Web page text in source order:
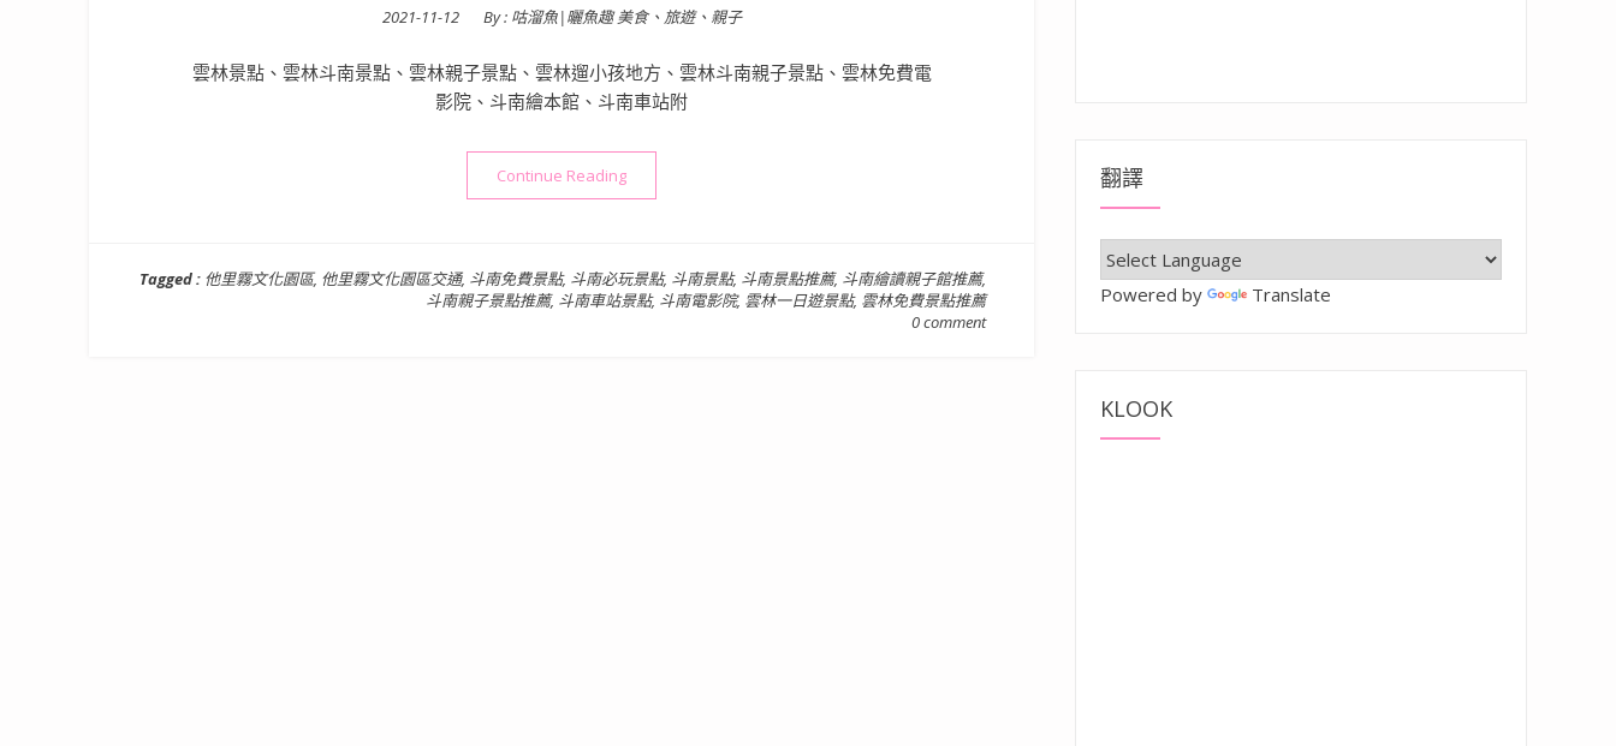
Posted
2021-11-12 By : 咕溜魚|曬魚趣 美食、旅遊、親子
雲林景點、雲林斗南景點、雲林親子景點、雲林遛小孩地方、雲林斗南親子景點、雲林免費電
影院、斗南繪本館、斗南車站附
Continue Reading“雲林景點》他里霧文化園區：免費景點！漫畫館/繪本館/電影館通通免費， 好拍又適合親子玩樂的好地方”
Tagged : 他里霧文化園區, 他里霧文化園區交通, 斗南免費景點, 斗南必玩景點, 斗南景點, 斗南景點推薦, 斗南繪讀親子館推薦,
斗南親子景點推薦, 斗南車站景點, 斗南電影院, 雲林一日遊景點, 雲林免費景點推薦
0 comment
翻譯
Powered by Translate
KLOOK